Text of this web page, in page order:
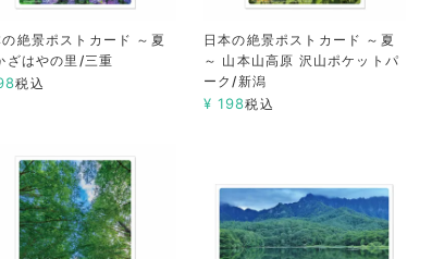
の絶景ポストカード ～夏
ざはやの里/三重
税込
日本の絶景ポストカード ～夏
～ 山本山高原 沢山ポケットパ
ーク/新潟
¥ 198税込